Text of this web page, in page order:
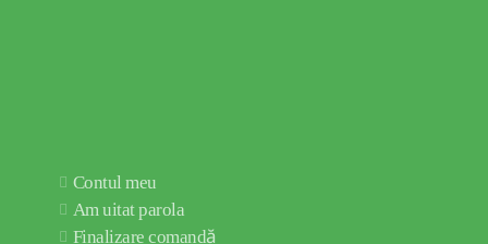
Contul meu
Am uitat parola
Finalizare comandă